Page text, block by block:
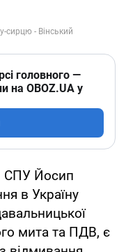
головного —
на OBOZ.UA у
СПУ Йосип
в Україну
мита та ПДВ, є